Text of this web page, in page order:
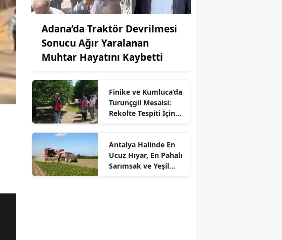
Adana’da Traktör Devrilmesi
Sonucu Ağır Yaralanan
Muhtar Hayatını Kaybetti
Finike ve Kumluca’da
Turunçgil Mesaisi:
Rekolte Tespiti İçin
Antalya Halinde En
Ucuz Hıyar, En Pahalı
Sarımsak ve Yeşil